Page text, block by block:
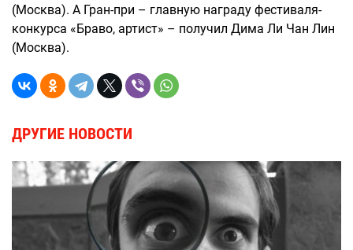
(Москва). А Гран-при – главную награду фестиваля-
конкурса «Браво, артист» – получил Дима Ли Чан Лин
(Москва).
ДРУГИЕ НОВОСТИ